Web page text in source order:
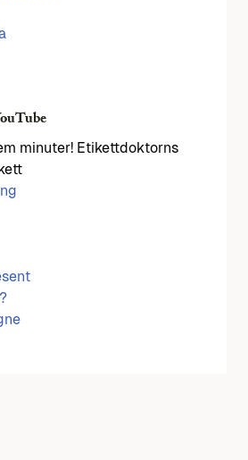
minuter! Etikettdoktorns